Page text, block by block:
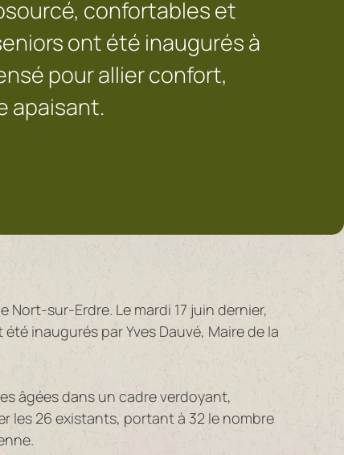
confortables et
ont été inaugurés à
pour allier confort,
apaisant.
Nort-sur-Erdre. Le mardi 17 juin dernier,
inaugurés par Yves Dauvé, Maire de la
âgées dans un cadre verdoyant,
les 26 existants, portant à 32 le nombre